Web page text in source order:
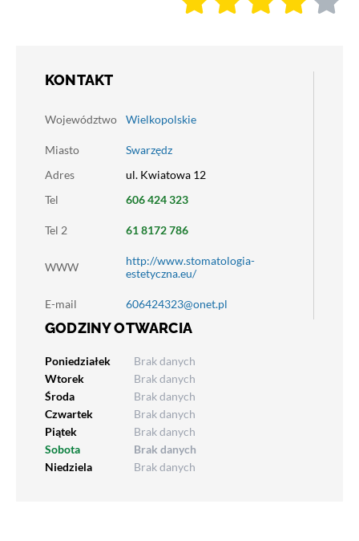
KONTAKT
Województwo Wielkopolskie
Miasto
Swarzędz
Adres
ul. Kwiatowa 12
Tel
606 424 323
Tel 2 61 8172 786
WWW
http://www.stomatologia-
estetyczna.eu/
E-mail 606424323@onet.pl
GODZINY OTWARCIA
Poniedziałek
Brak danych
Wtorek
Brak danych
Środa
Brak danych
Czwartek
Brak danych
Piątek
Brak danych
Sobota
Brak danych
Niedziela
Brak danych